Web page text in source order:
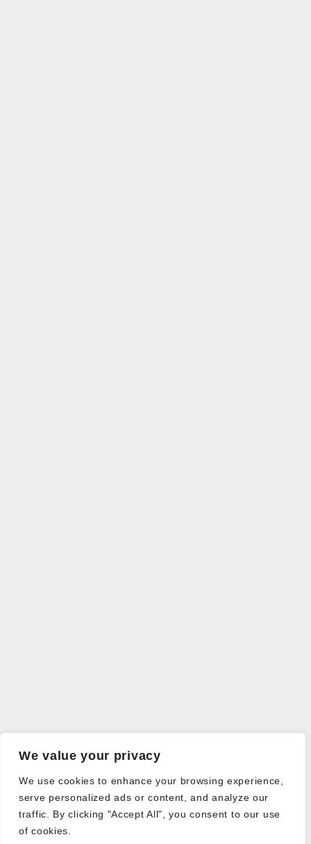
We value your privacy
We use cookies to enhance your browsing experience,
serve personalized ads or content, and analyze our
traffic. By clicking "Accept All", you consent to our use
of cookies.